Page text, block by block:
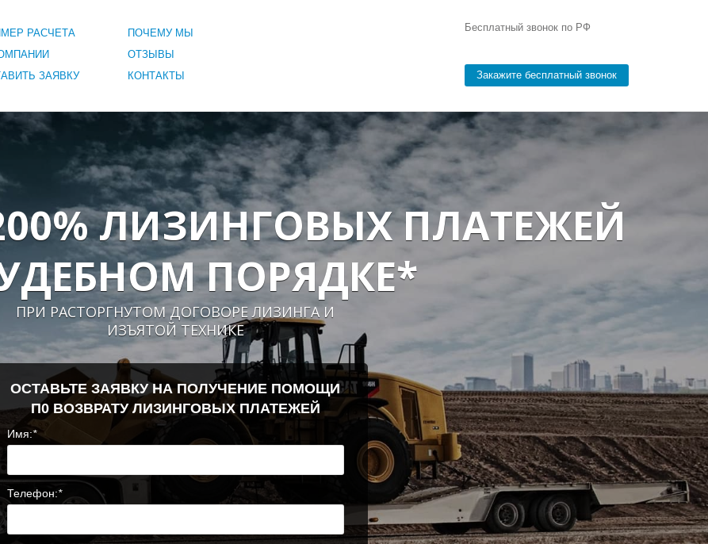
РАСЧЕТА
ПОЧЕМУ МЫ
ОТЗЫВЫ
ЗАЯВКУ
КОНТАКТЫ
Бесплатный звонок по РФ
Закажите бесплатный звонок
ЛИЗИНГОВЫХ ПЛАТЕЖЕЙ
ПОРЯДКЕ*
ПРИ РАСТОРГНУТОМ ДОГОВОРЕ ЛИЗИНГА И
ИЗЪЯТОЙ ТЕХНИКЕ
ОСТАВЬТЕ ЗАЯВКУ НА ПОЛУЧЕНИЕ ПОМОЩИ
П0 ВОЗВРАТУ ЛИЗИНГОВЫХ ПЛАТЕЖЕЙ
Имя:*
Телефон:*